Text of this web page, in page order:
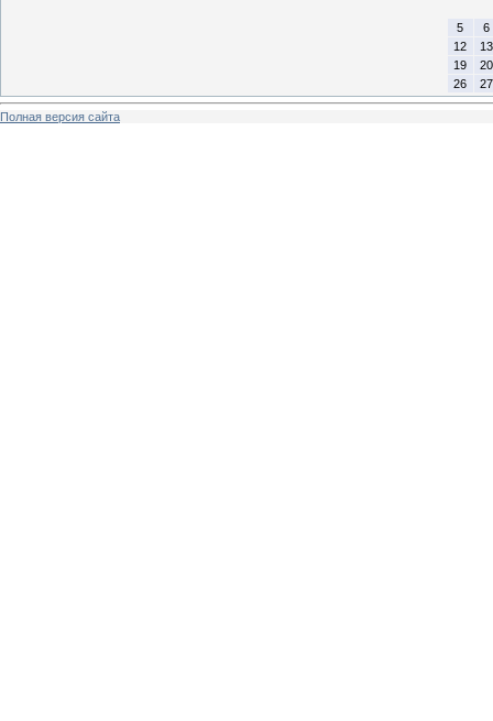
5
6
12
13
19
20
26
27
Полная версия сайта